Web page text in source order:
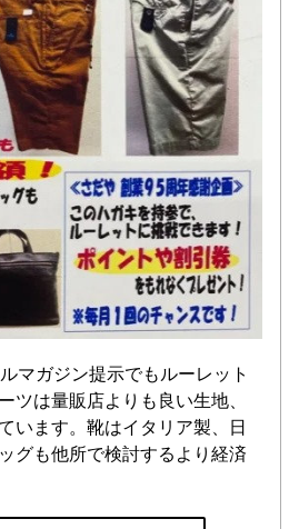
マガジン提示でもルーレット
ツは量販店よりも良い生地、
います。靴はイタリア製、日
グも他所で検討するより経済